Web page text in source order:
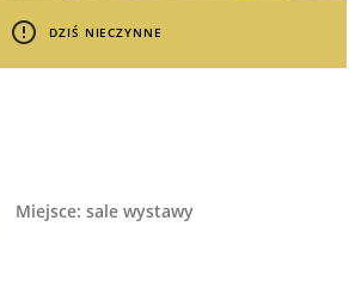
DZIŚ NIECZYNNE
Miejsce: sale wystawy